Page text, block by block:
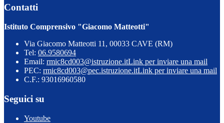
Contatti
Istituto Comprensivo "Giacomo Matteotti"
Via Giacomo Matteotti 11, 00033 CAVE (RM)
Tel: 06.9580694
Email: rmic8cd003@istruzione.itLink per inviare una mail
PEC: rmic8cd003@pec.istruzione.itLink per inviare una mail
C.F.: 93016960580
Seguici su
Youtube